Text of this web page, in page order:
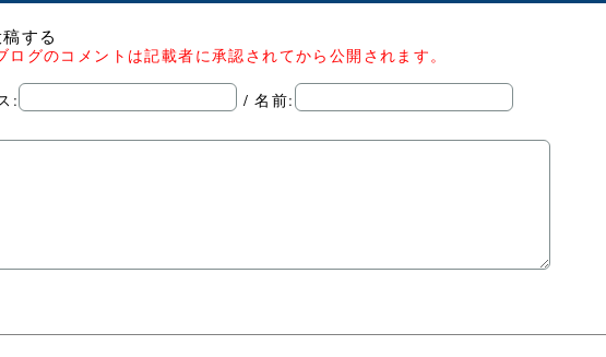
する
グのコメントは記載者に承認されてから公開されます。
:
/ 名前: